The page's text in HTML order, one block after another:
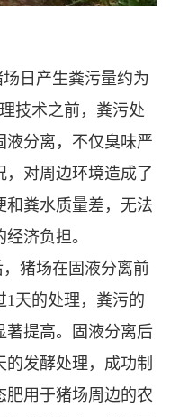
日产生粪污量约为
技术之前，粪污处
液分离，不仅臭味严
，对周边环境造成了
和粪水质量差，无法
济负担。
猪场在固液分离前
1天的处理，粪污的
著提高。固液分离后
的发酵处理，成功制
肥用于猪场周边的农